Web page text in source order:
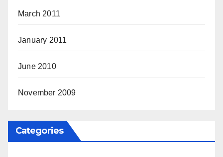
March 2011
January 2011
June 2010
November 2009
Categories